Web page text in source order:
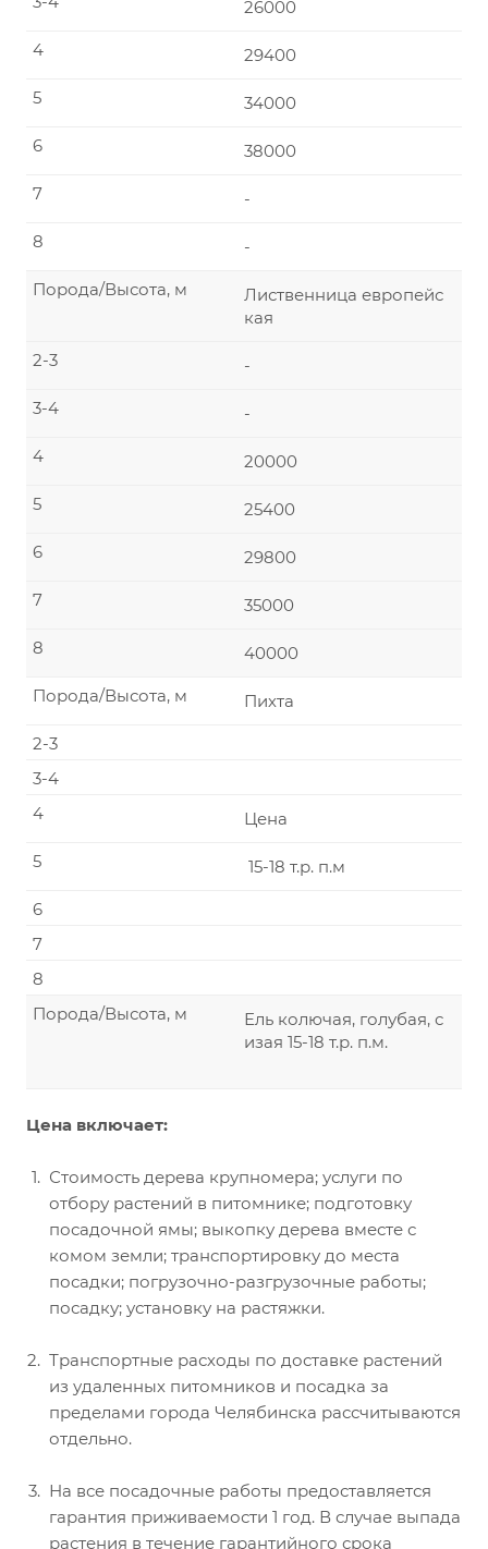
26000
29400
4
34000
5
38000
6
-
7
-
8
Лиственница европейс
кая
Порода/Высота, м
-
2-3
-
3-4
20000
4
25400
5
29800
6
35000
7
40000
8
Пихта
Порода/Высота, м
2-3
3-4
Цена
4
15-18 т.р. п.м
5
6
7
8
Ель колючая, голубая, с
изая 15-18 т.р. п.м.
Порода/Высота, м
Цена включает:
Стоимость дерева крупномера; услуги по
отбору растений в питомнике; подготовку
посадочной ямы; выкопку дерева вместе с
комом земли; транспортировку до места
посадки; погрузочно-разгрузочные работы;
посадку; установку на растяжки.
Транспортные расходы по доставке растений
из удаленных питомников и посадка за
пределами города Челябинска рассчитываются
отдельно.
На все посадочные работы предоставляется
гарантия приживаемости 1 год. В случае выпада
растения в течение гарантийного срока